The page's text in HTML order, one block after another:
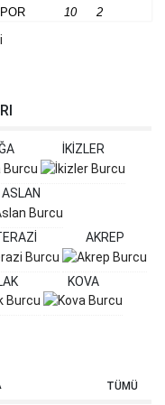
10 2
İKİZLER
ASLAN
AKREP
KOVA
TÜMÜ